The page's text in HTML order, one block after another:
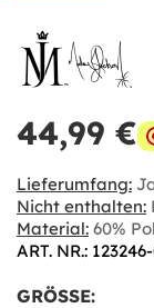
44,99 €
Lieferumfang:
Nicht enthalten:
Material: 60%
ART. NR.:
GRÖSSE: